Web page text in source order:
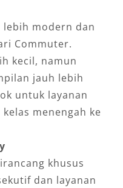
lebih modern dan
Commuter.
kecil, namun
jauh lebih
untuk layanan
menengah ke
khusus
dan layanan